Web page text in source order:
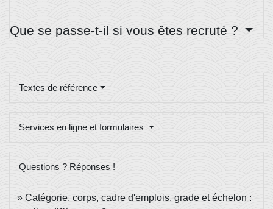
Que se passe-t-il si vous êtes recruté ?
Textes de référence
Services en ligne et formulaires
Questions ? Réponses !
Catégorie, corps, cadre d'emplois, grade et échelon :